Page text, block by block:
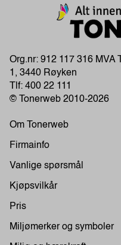
Org.nr: 912 117 316 MVA
1, 3440 Røyken
Tlf: 400 22 111
© Tonerweb 2010-2026
Om Tonerweb
Firmainfo
Vanlige spørsmål
Kjøpsvilkår
Pris
Miljømerker og symboler